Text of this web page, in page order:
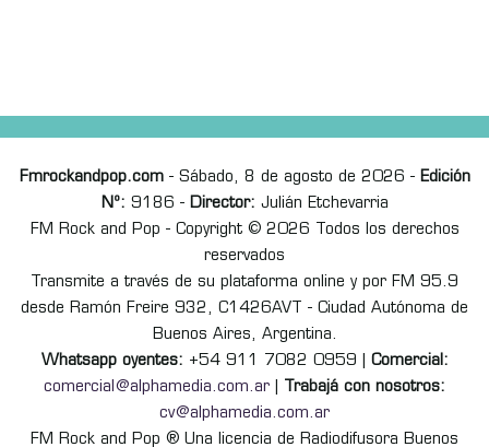
Fmrockandpop.com- Sábado, 8 de agosto de 2026 - Edición
Nº: 9186 - Director: Julián Etchevarria
FM Rock and Pop - Copyright © 2026 Todos los derechos
reservados
Transmite a través de su plataforma online y por FM 95.9
desde Ramón Freire 932, C1426AVT - Ciudad Autónoma de
Buenos Aires, Argentina.
Whatsapp oyentes: +54 911 7082 0959 | Comercial:
comercial@alphamedia.com.ar
Trabajá con nosotros:
cv@alphamedia.com.ar
FM Rock and Pop ® Una licencia de Radiodifusora Buenos